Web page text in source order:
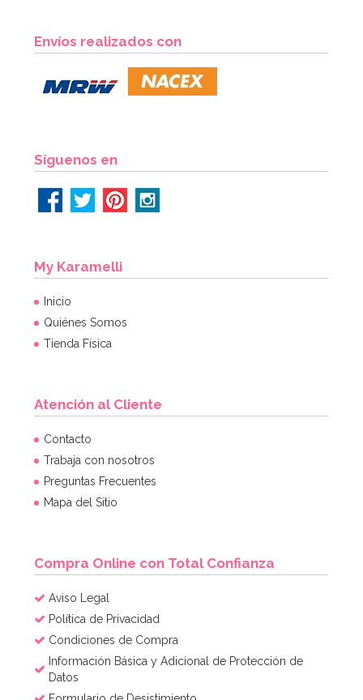
Envíos realizados con
Síguenos en
My Karamelli
Inicio
Quiénes Somos
Tienda Física
Atención al Cliente
Contacto
Trabaja con nosotros
Preguntas Frecuentes
Mapa del Sitio
Compra Online con Total Confianza
Aviso Legal
Política de Privacidad
Condiciones de Compra
Información Básica y Adicional de Protección de
Datos